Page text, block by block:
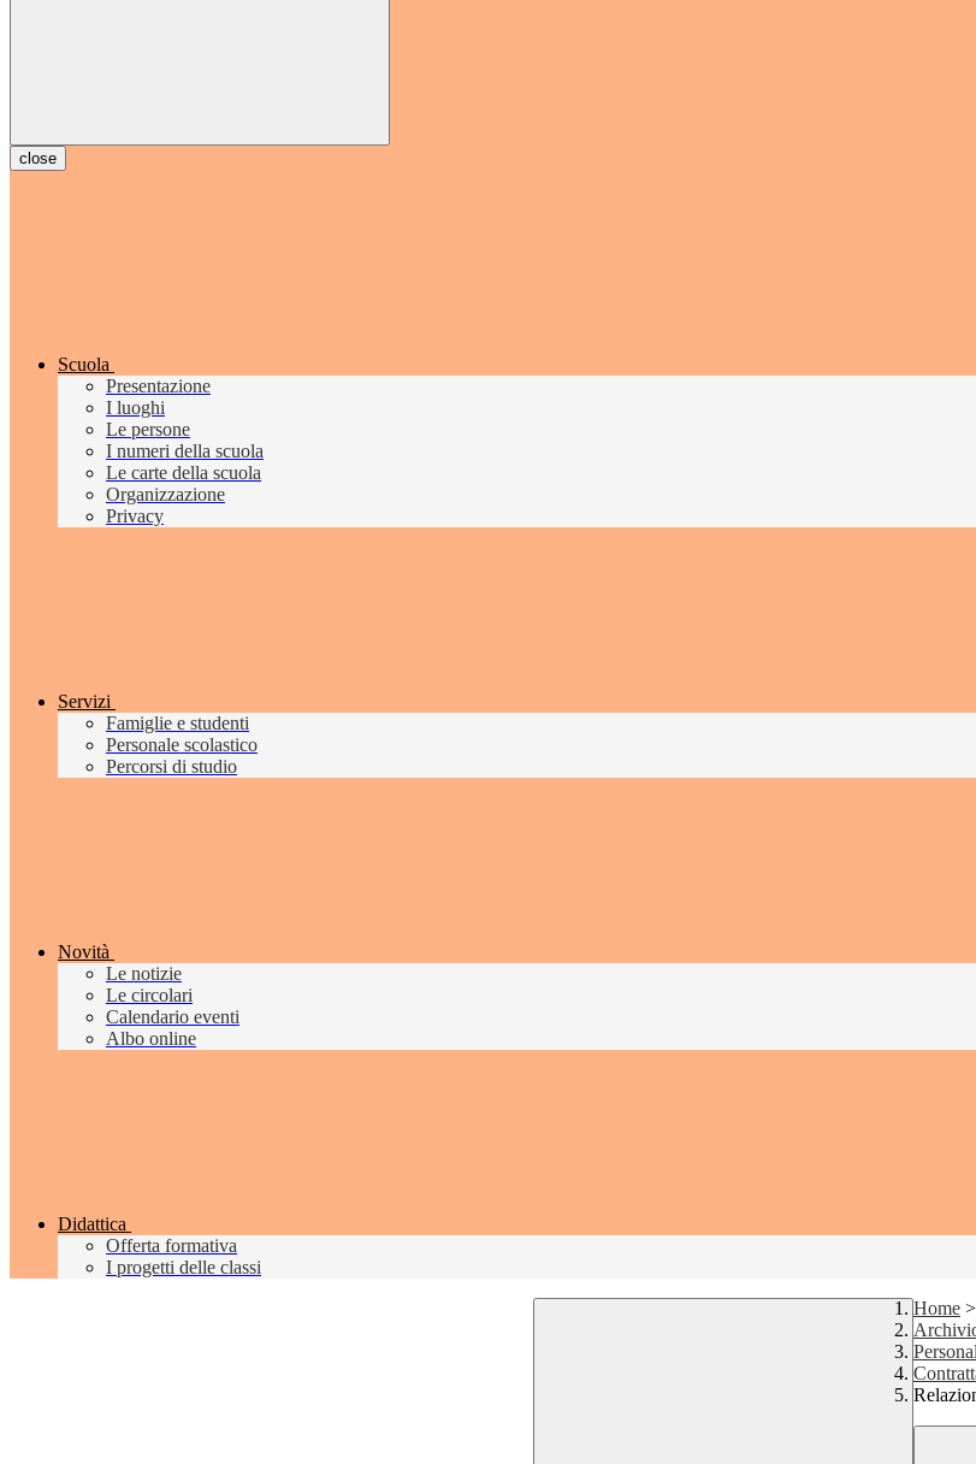
close
Scuola
Presentazione
I luoghi
Le persone
I numeri della scuola
Le carte della scuola
Organizzazione
Privacy
Servizi
Famiglie e studenti
Personale scolastico
Percorsi di studio
Novità
Le notizie
Le circolari
Calendario eventi
Albo online
Didattica
Offerta formativa
I progetti delle classi
Home >